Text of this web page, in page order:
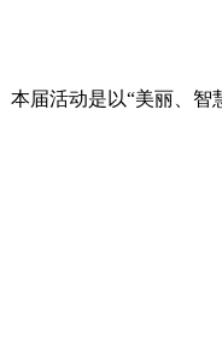
届活动是以“美丽、智